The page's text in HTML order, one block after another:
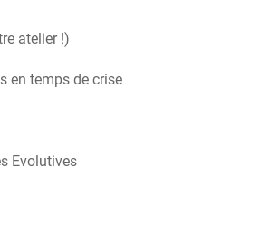
atelier !)
en temps de crise
Evolutives